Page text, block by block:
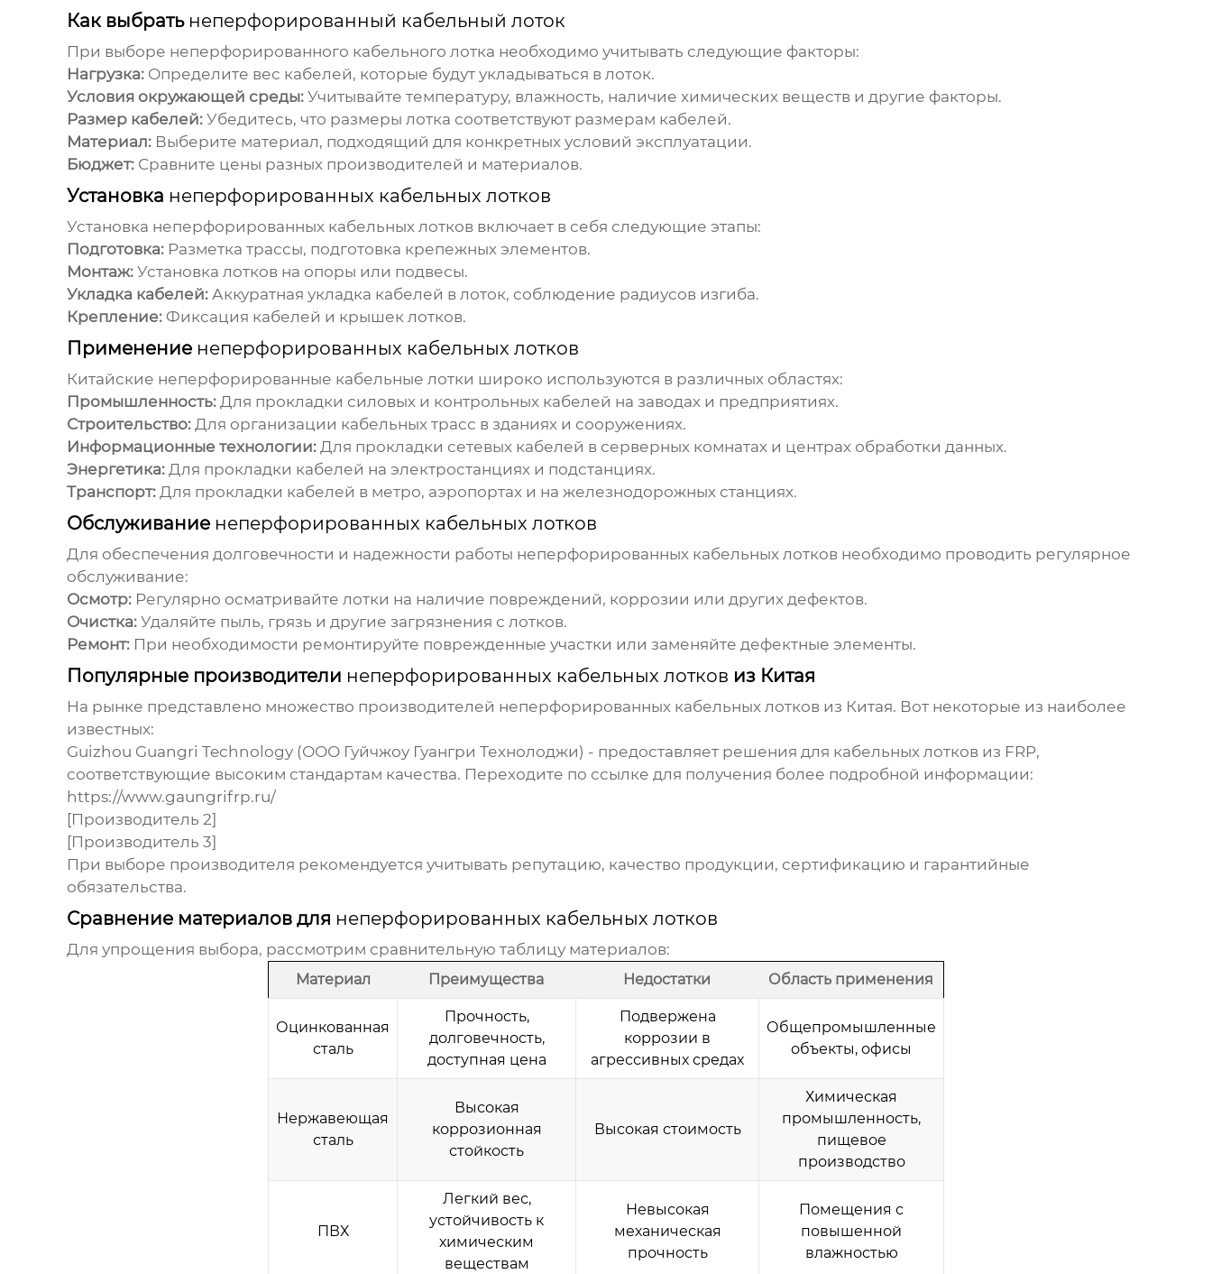
Как выбрать неперфорированный кабельный лоток
При выборе неперфорированного кабельного лотка необходимо учитывать следующие факторы:
Нагрузка:Определите вес кабелей, которые будут укладываться в лоток.
Условия окружающей среды:Учитывайте температуру, влажность, наличие химических веществ и другие факторы.
Размер кабелей:Убедитесь, что размеры лотка соответствуют размерам кабелей.
Материал:Выберите материал, подходящий для конкретных условий эксплуатации.
Бюджет:Сравните цены разных производителей и материалов.
Установка неперфорированных кабельных лотков
Установка неперфорированных кабельных лотковвключает в себя следующие этапы:
Подготовка:Разметка трассы, подготовка крепежных элементов.
Монтаж:Установка лотков на опоры или подвесы.
Укладка кабелей:Аккуратная укладка кабелей в лоток, соблюдение радиусов изгиба.
Крепление:Фиксация кабелей и крышек лотков.
Применение неперфорированных кабельных лотков
Китайские неперфорированные кабельные лотки широко используются в различных областях:
Промышленность:Для прокладки силовых и контрольных кабелей на заводах и предприятиях.
Строительство:Для организации кабельных трасс в зданиях и сооружениях.
Информационные технологии:Для прокладки сетевых кабелей в серверных комнатах и центрах обработки данных.
Энергетика:Для прокладки кабелей на электростанциях и подстанциях.
Транспорт:Для прокладки кабелей в метро, аэропортах и на железнодорожных станциях.
Обслуживание неперфорированных кабельных лотков
Для обеспечения долговечности и надежности работы неперфорированных кабельных лотковнеобходимо проводить регулярное
обслуживание:
Осмотр:Регулярно осматривайте лотки на наличие повреждений, коррозии или других дефектов.
Очистка:Удаляйте пыль, грязь и другие загрязнения с лотков.
Ремонт:При необходимости ремонтируйте поврежденные участки или заменяйте дефектные элементы.
Популярные производители неперфорированных кабельных лотков из Китая
На рынке представлено множество производителей неперфорированных кабельных лотковиз Китая. Вот некоторые из наиболее
известных:
Guizhou Guangri Technology (ООО Гуйчжоу Гуангри Технолоджи) - предоставляет решения для кабельных лотков из FRP,
соответствующие высоким стандартам качества. Переходите по ссылке для получения более подробной информации:
https://www.gaungrifrp.ru/
[Производитель 2]
[Производитель 3]
При выборе производителя рекомендуется учитывать репутацию, качество продукции, сертификацию и гарантийные
обязательства.
Сравнение материалов для неперфорированных кабельных лотков
Для упрощения выбора, рассмотрим сравнительную таблицу материалов:
Материал Преимущества Недостатки Область применения
Оцинкованная
сталь
Прочность,
долговечность,
доступная цена
Подвержена
коррозии в
агрессивных средах
Общепромышленные
объекты, офисы
Нержавеющая
сталь
Высокая
коррозионная
стойкость
Высокая стоимость
Химическая
промышленность,
пищевое
производство
ПВХ
Легкий вес,
устойчивость к
химическим
веществам
Невысокая
механическая
прочность
Помещения с
повышенной
влажностью